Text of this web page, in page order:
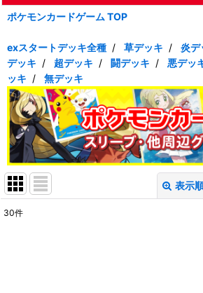
ポケモンカードゲーム TOP
exスタートデッキ全種 / 草デッキ / 炎デ
デッキ / 超デッキ / 闘デッキ / 悪デッ
ッキ / 無デッキ
表示
30件